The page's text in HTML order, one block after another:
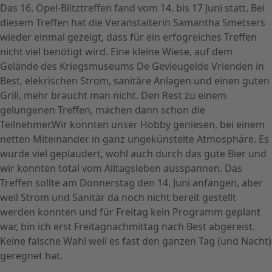
Das 16. Opel-Blitztreffen fand vom 14. bis 17 Juni statt. Bei
diesem Treffen hat die Veranstalterin Samantha Smetsers
wieder einmal gezeigt, dass für ein erfogreiches Treffen
nicht viel benötigt wird. Eine kleine Wiese, auf dem
Gelände des Kriegsmuseums De Gevleugelde Vrienden in
Best, elekrischen Strom, sanitäre Anlagen und einen guten
Grill, mehr braucht man nicht. Den Rest zu einem
gelungenen Treffen, machen dann schon die
Teilnehmer.Wir konnten unser Hobby geniesen, bei einem
netten Miteinander in ganz ungekünstelte Atmosphäre. Es
wurde viel geplaudert, wohl auch durch das gute Bier und
wir konnten total vom Alltagsleben ausspannen. Das
Treffen sollte am Donnerstag den 14. Juni anfangen, aber
weil Strom und Sanitär da noch nicht bereit gestellt
werden konnten und für Freitag kein Programm geplant
war, bin ich erst Freitagnachmittag nach Best abgereist.
Keine falsche Wahl weil es fast den ganzen Tag (und Nacht)
geregnet hat.